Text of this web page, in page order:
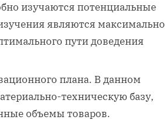
изучаются потенциальные
являются максимально
пути доведения
плана. В данном
техническую базу,
объемы товаров.